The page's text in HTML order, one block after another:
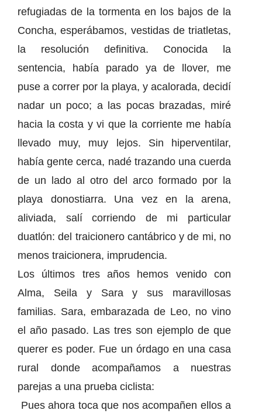
refugiadas de la tormenta en los bajos de la
Concha, esperábamos, vestidas de triatletas,
la resolución definitiva. Conocida la
sentencia, había parado ya de llover, me
puse a correr por la playa, y acalorada, decidí
nadar un poco; a las pocas brazadas, miré
hacia la costa y vi que la corriente me había
llevado muy, muy lejos. Sin hiperventilar,
había gente cerca, nadé trazando una cuerda
de un lado al otro del arco formado por la
playa donostiarra. Una vez en la arena,
aliviada, salí corriendo de mi particular
duatlón: del traicionero cantábrico y de mi, no
menos traicionera, imprudencia.
Los últimos tres años hemos venido con
Alma, Seila y Sara y sus maravillosas
familias. Sara, embarazada de Leo, no vino
el año pasado. Las tres son ejemplo de que
querer es poder. Fue un órdago en una casa
rural donde acompañamos a nuestras
parejas a una prueba ciclista:
Pues ahora toca que nos acompañen ellos a